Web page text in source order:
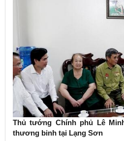
Thủ tướng Chính phủ Lê
thương binh tại Lạng Sơn